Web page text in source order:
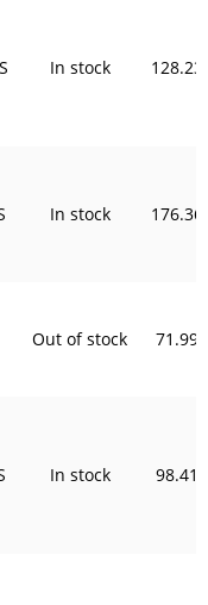
In stock 128.23
In stock 176.36
Out of stock 71.99
In stock 98.41